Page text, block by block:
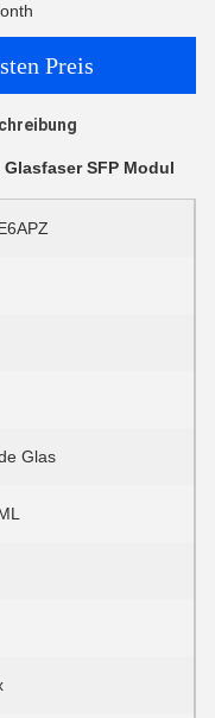
Preis
Glasfaser SFP Modul
Glas